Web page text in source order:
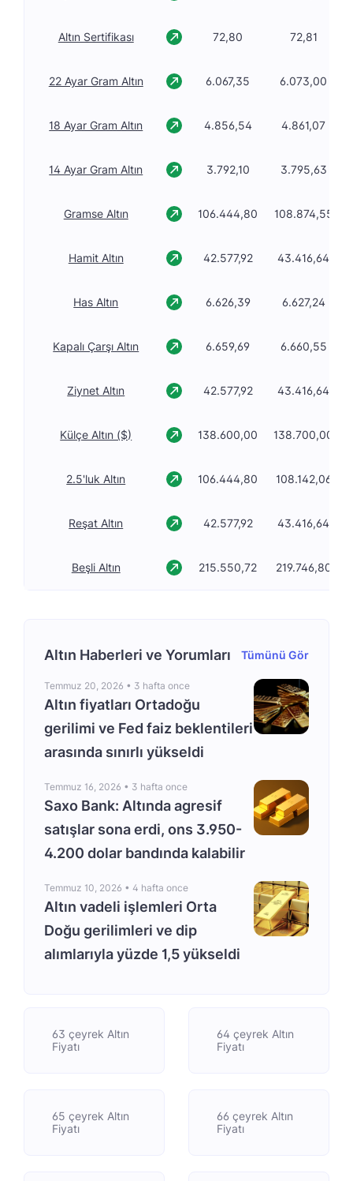
Altın Sertifikası 72,80 72,81
22 Ayar Gram Altın 6.067,35 6.073,00
18 Ayar Gram Altın 4.856,54 4.861,07
14 Ayar Gram Altın 3.792,10 3.795,63
Gramse Altın 106.444,80 108.874,55
Hamit Altın 42.577,92 43.416,64
Has Altın 6.626,39 6.627,24
Kapalı Çarşı Altın 6.659,69 6.660,55
Ziynet Altın 42.577,92 43.416,64
Külçe Altın ($) 138.600,00 138.700,00
2.5'luk Altın 106.444,80 108.142,06
Reşat Altın 42.577,92 43.416,64
Beşli Altın 215.550,72 219.746,80
Altın Haberleri ve Yorumları Tümünü Gör
Temmuz 20, 2026 • 3 hafta once
Altın fiyatları Ortadoğu
gerilimi ve Fed faiz beklentileri
arasında sınırlı yükseldi
Temmuz 16, 2026 • 3 hafta once
Saxo Bank: Altında agresif
satışlar sona erdi, ons 3.950-
4.200 dolar bandında kalabilir
Temmuz 10, 2026 • 4 hafta once
Altın vadeli işlemleri Orta
Doğu gerilimleri ve dip
alımlarıyla yüzde 1,5 yükseldi
63 çeyrek Altın
Fiyatı
64 çeyrek Altın
Fiyatı
65 çeyrek Altın
Fiyatı
66 çeyrek Altın
Fiyatı